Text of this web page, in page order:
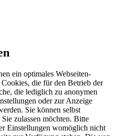
ein optimales Webseiten-
die für den Betrieb der
die lediglich zu anonymen
oder zur Anzeige
Sie können selbst
zulassen möchten. Bitte
Einstellungen womöglich nicht